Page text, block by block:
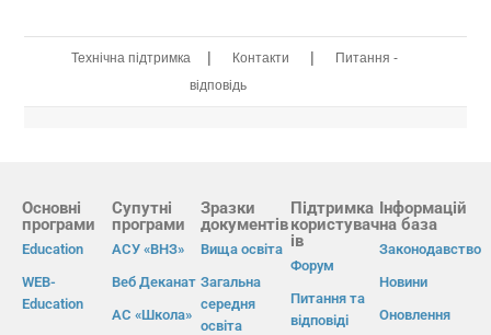
Технічна підтримка | Контакти |
Питання -
відповідь
Основні
програми
Education
WEB-
Education
Супутні
програми
АСУ «ВНЗ»
Веб Деканат
АС «Школа»
Зразки
документів
Вища освіта
Загальна
середня
освіта
Підтримка
користувач
ів
Форум
Питання та
відповіді
Інформацій
на база
Законодавство
Новини
Оновлення